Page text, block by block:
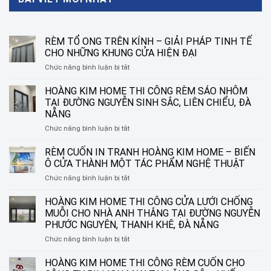
RÈM TỔ ONG TRÊN KÍNH – GIẢI PHÁP TINH TẾ
CHO NHỮNG KHUNG CỬA HIỆN ĐẠI
Chức năng bình luận bị tắtở
TỔ
ONG
TRÊN
–
PHÁP
TINH
TẾ
CHO
KHUNG
CỬA
HIỆN
HOÀNG KIM HOME THI CÔNG RÈM SÁO NHÔM
TẠI ĐƯỜNG NGUYỄN SINH SẮC, LIÊN CHIỂU, ĐÀ
NẴNG
Chức năng bình luận bị tắtở
KIM
HOME
THI
CÔNG
SÁO
NHÔM
TẠI
ĐƯỜNG
NGUYỄN
SẮC,
RÈM CUỐN IN TRANH HOÀNG KIM HOME – BIẾN
Ô CỬA THÀNH MỘT TÁC PHẨM NGHỆ THUẬT
Chức năng bình luận bị tắtở
CUỐN
IN
TRANH
HOÀNG
KIM
–
HOÀNG KIM HOME THI CÔNG CỬA LƯỚI CHỐNG
MUỖI CHO NHÀ ANH THẮNG TẠI ĐƯỜNG NGUYỄN
PHƯỚC NGUYÊN, THANH KHÊ, ĐÀ NẴNG
Chức năng bình luận bị tắtở
KIM
HOÀNG KIM HOME THI CÔNG RÈM CUỐN CHO